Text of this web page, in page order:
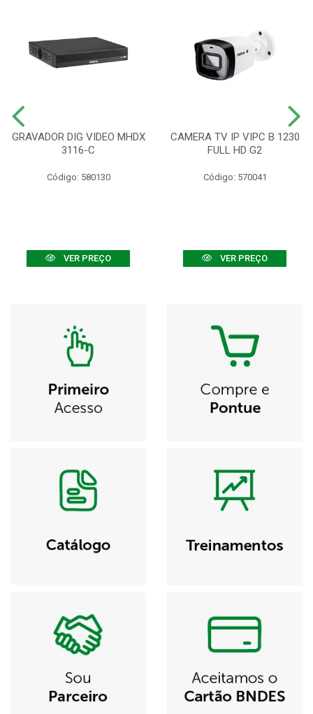
GRAVADOR DIG VIDEO MHDX
3116-C
Código: 580130
VER PREÇO
CAMERA TV IP VIPC B 1230
FULL HD G2
Código: 570041
VER PREÇO